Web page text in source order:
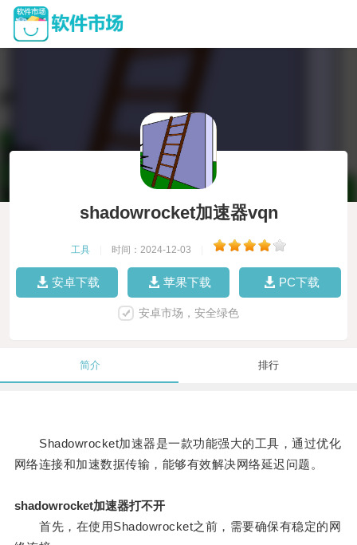
shadowrocket加速器vqn
工具 时间：2024-12-03
安卓下载 苹果下载 PC下载
安卓市场，安全绿色
简介 排行
Shadowrocket加速器是一款功能强大的工具，通过优化
网络连接和加速数据传输，能够有效解决网络延迟问题。
shadowrocket加速器打不开
首先，在使用Shadowrocket之前，需要确保有稳定的网